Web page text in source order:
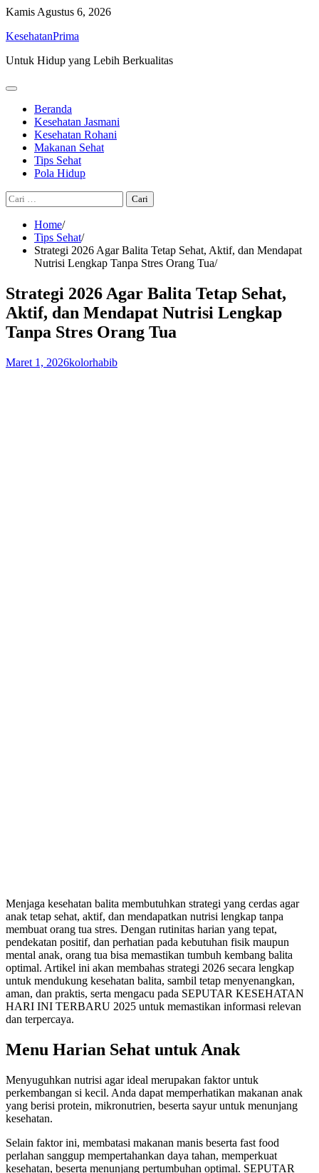
Skip
content
Kamis Agustus 6, 2026
KesehatanPrima
Untuk Hidup yang Lebih Berkualitas
Beranda
Kesehatan Jasmani
Kesehatan Rohani
Makanan Sehat
Tips Sehat
Pola Hidup
Cari
untuk:
Home
Tips Sehat
Strategi 2026 Agar Balita Tetap Sehat, Aktif, dan Mendapat
Nutrisi Lengkap Tanpa Stres Orang Tua
Strategi 2026 Agar Balita Tetap Sehat,
Aktif, dan Mendapat Nutrisi Lengkap
Tanpa Stres Orang Tua
Maret 1, 2026kolorhabib
Menjaga kesehatan balita membutuhkan strategi yang cerdas agar
anak tetap sehat, aktif, dan mendapatkan nutrisi lengkap tanpa
membuat orang tua stres. Dengan rutinitas harian yang tepat,
pendekatan positif, dan perhatian pada kebutuhan fisik maupun
mental anak, orang tua bisa memastikan tumbuh kembang balita
optimal. Artikel ini akan membahas strategi 2026 secara lengkap
untuk mendukung kesehatan balita, sambil tetap menyenangkan,
aman, dan praktis, serta mengacu pada SEPUTAR KESEHATAN
HARI INI TERBARU 2025 untuk memastikan informasi relevan
dan terpercaya.
Menu Harian Sehat untuk Anak
Menyuguhkan nutrisi agar ideal merupakan faktor untuk
perkembangan si kecil. Anda dapat memperhatikan makanan anak
yang berisi protein, mikronutrien, beserta sayur untuk menunjang
kesehatan.
Selain faktor ini, membatasi makanan manis beserta fast food
perlahan sanggup mempertahankan daya tahan, memperkuat
kesehatan, beserta menunjang pertumbuhan optimal. SEPUTAR